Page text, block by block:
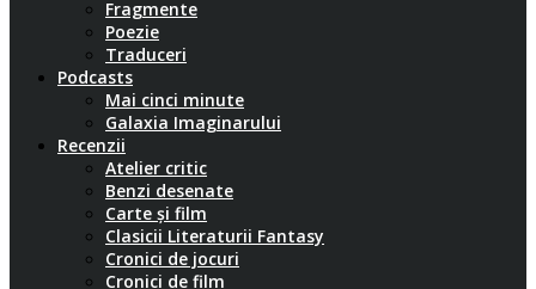
Fragmente
Poezie
Traduceri
Podcasts
Mai cinci minute
Galaxia Imaginarului
Recenzii
Atelier critic
Benzi desenate
Carte și film
Clasicii Literaturii Fantasy
Cronici de jocuri
Cronici de film